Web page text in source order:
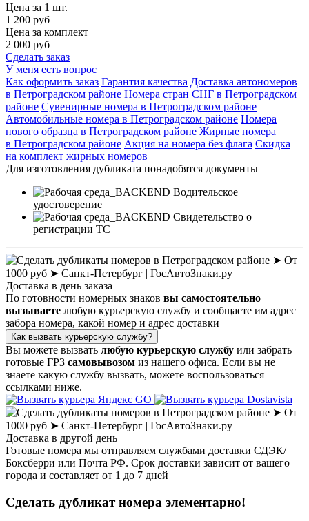
Цена за 1 шт.
1 200 руб
Цена за комплект
2 000 руб
Сделать заказ
У меня есть вопрос
Как оформить заказ Гарантия качества Доставка автономеров
в Петроградском районе Номера стран СНГ в Петроградском
районе Сувенирные номера в Петроградском районе
Автомобильные номера в Петроградском районе Номера
нового образца в Петроградском районе Жирные номера
в Петроградском районе Акция на номера без флага Скидка
на комплект жирных номеров
Для изготовления дубликата понадобятся документы
Водительское
удостоверение
Свидетельство о
регистрации ТС
Доставка в день заказа
По готовности номерных знаков вы самостоятельно
вызываете любую курьерскую службу и сообщаете им адрес
забора номера, какой номер и адрес доставки
Как вызвать курьерскую службу?
Вы можете вызвать любую курьерскую службу или забрать
готовые ГРЗ самовывозом из нашего офиса. Если вы не
знаете какую службу вызвать, можете воспользоваться
ссылками ниже.
Доставка в другой день
Готовые номера мы отправляем службами доставки СДЭК/
Боксберри или Почта РФ. Срок доставки зависит от вашего
города и составляет от 1 до 7 дней
Сделать дубликат номера элементарно!